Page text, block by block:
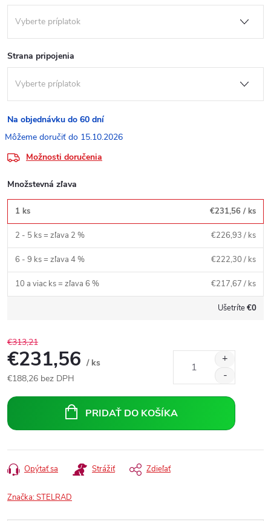
Strana pripojenia
Na objednávku do 60 dní
15.10.2026
Možnosti doručenia
Množstevná zľava
1 ks €231,56 / ks
2 - 5 ks = zľava 2 % €226,93 / ks
6 - 9 ks = zľava 4 % €222,30 / ks
10 a viac ks = zľava 6 % €217,67 / ks
Ušetríte€0
€313,21
€231,56 / ks
€188,26 bez DPH
cena:
PRIDAŤ DO KOŠÍKA
Opýtať sa Strážiť Zdieľať
Značka:STELRAD